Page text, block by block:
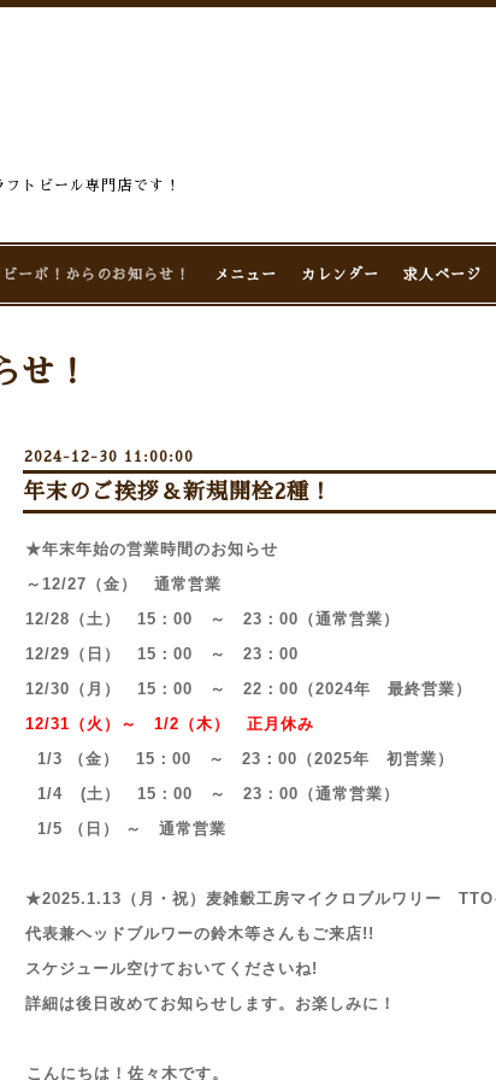
トビール専門店です！
ビーボ！からのお知らせ！ メニュー カレンダー 求人ページ
せ！
2024-12-30 11:00:00
年末のご挨拶＆新規開栓2種！
★年末年始の営業時間のお知らせ
～12/27（金） 通常営業
12/28（土） 15：00 ～ 23：00（通常営業）
12/29（日） 15：00 ～ 23：00
12/30（月） 15：00 ～ 22：00（2024年 最終営業）
12/31（火）～ 1/2（木） 正月休み
1/3 （金） 15：00 ～ 23：00（2025年 初営業）
1/4 (土） 15：00 ～ 23：00（通常営業）
1/5 （日） ～ 通常営業
★2025.1.13（月・祝）麦雑穀工房マイクロブルワリー TTO
代表兼ヘッドブルワーの鈴木等さんもご来店!!
スケジュール空けておいてくださいね!
詳細は後日改めてお知らせします。お楽しみに！
こんにちは！佐々木です。